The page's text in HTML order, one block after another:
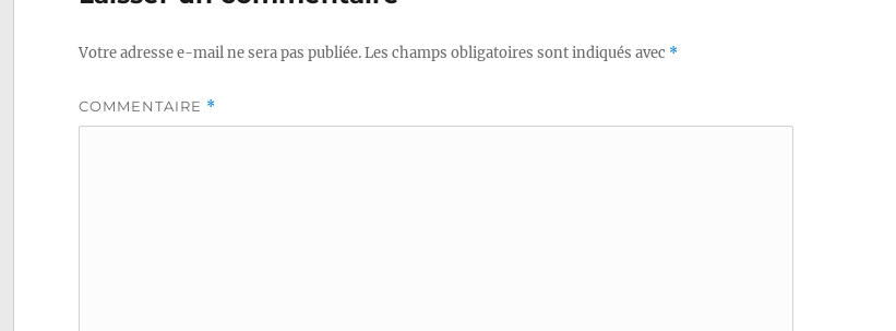
Votre adresse e-mail ne sera pas publiée.Les champs obligatoires sont indiqués avec *
COMMENTAIRE *